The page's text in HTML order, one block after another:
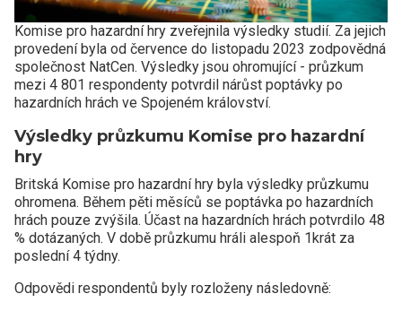
Komise pro hazardní hry zveřejnila výsledky studií. Za jejich
provedení byla od července do listopadu 2023 zodpovědná
společnost NatCen. Výsledky jsou ohromující - průzkum
mezi 4 801 respondenty potvrdil nárůst poptávky po
hazardních hrách ve Spojeném království.
Výsledky průzkumu Komise pro hazardní
hry
Britská Komise pro hazardní hry byla výsledky průzkumu
ohromena. Během pěti měsíců se poptávka po hazardních
hrách pouze zvýšila. Účast na hazardních hrách potvrdilo 48
% dotázaných. V době průzkumu hráli alespoň 1krát za
poslední 4 týdny.
Odpovědi respondentů byly rozloženy následovně: